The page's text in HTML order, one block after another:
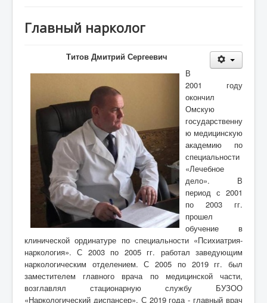
О Нас
Специалисты
Информация
специалистов
Информация
для пациентов
Режим работы
Отзывы
Частые
вопросы
Главная Специалисты Главный нарколог
Главный нарколог
Титов Дмитрий Сергеевич
В
2001 году
окончил
Омскую
государственну
ю медицинскую
академию по
специальности
«Лечебное
дело». В
период с 2001
по 2003 гг.
прошел
обучение в
клинической ординатуре по специальности «Психиатрия-
наркология». С 2003 по 2005 гг. работал заведующим
наркологическим отделением.С 2005 по 2019 гг. был
заместителем главного врача по медицинской части,
возглавлял стационарную службу БУЗОО
«Наркологический диспансер». С 2019 года - главный врач